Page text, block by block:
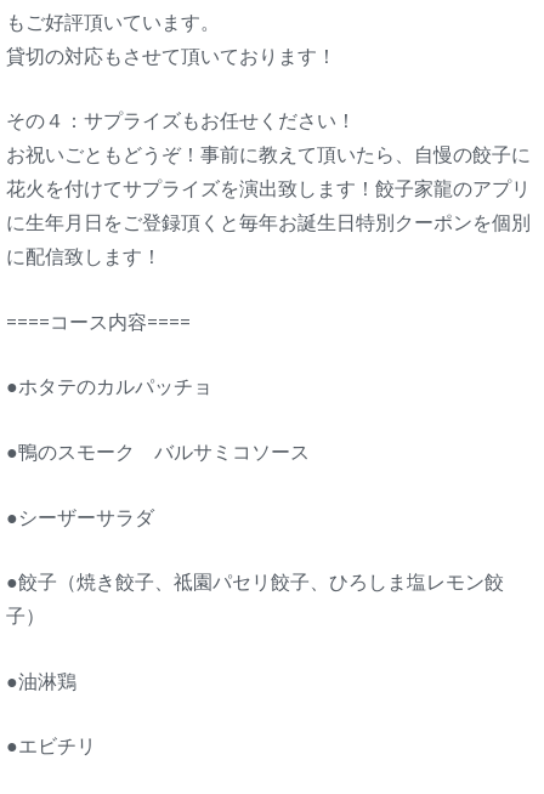
もご好評頂いています。
貸切の対応もさせて頂いております！
その４：サプライズもお任せください！
お祝いごともどうぞ！事前に教えて頂いたら、自慢の餃子に
花火を付けてサプライズを演出致します！餃子家龍のアプリ
に生年月日をご登録頂くと毎年お誕生日特別クーポンを個別
に配信致します！
====コース内容====
●ホタテのカルパッチョ
●鴨のスモーク バルサミコソース
●シーザーサラダ
●餃子（焼き餃子、祗園パセリ餃子、ひろしま塩レモン餃
子）
●油淋鶏
●エビチリ